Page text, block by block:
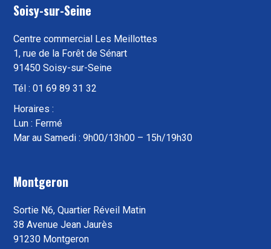
Soisy-sur-Seine
Centre commercial Les Meillottes
1, rue de la Forêt de Sénart
91450 Soisy-sur-Seine
Tél : 01 69 89 31 32
Horaires :
Lun : Fermé
Mar au Samedi : 9h00/13h00 – 15h/19h30
Montgeron
Sortie N6, Quartier Réveil Matin
38 Avenue Jean Jaurès
91230 Montgeron